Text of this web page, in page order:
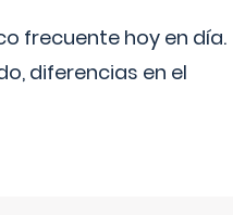
frecuente hoy en día.
diferencias en el